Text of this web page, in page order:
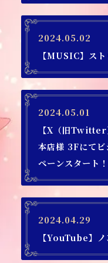
2024.05.02
【MUSIC】ス
2024.05.01
【X（旧Twitter
本店様 3Fにてビ
ペーンスタート！
2024.04.29
【YouTube】